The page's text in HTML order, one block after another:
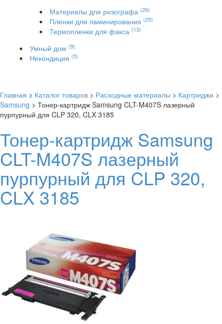
Материалы для ризографа (26)
Пленки для ламинирования (25)
Термопленки для факса (13)
Умный дом (9)
Некондиция (5)
Главная > Каталог товаров > Расходные материалы > Картриджи >
Samsung > Тонер-картридж Samsung CLT-M407S лазерный
пурпурный для CLP 320, CLX 3185
Тонер-картридж Samsung
CLT-M407S лазерный
пурпурный для CLP 320,
CLX 3185